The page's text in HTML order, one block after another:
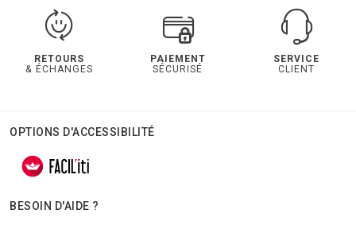
RETOURS
& ÉCHANGES
PAIEMENT
SÉCURISÉ
SERVICE
CLIENT
OPTIONS D'ACCESSIBILITÉ
BESOIN D'AIDE ?